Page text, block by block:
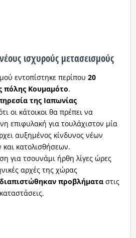
ισχυρούς μετασεισμούς
εντοπίστηκε περίπου 20
πόλης Κουμαμότο.
της Ιαπωνίας
οι κάτοικοι θα πρέπει να
επιφυλακή για τουλάχιστον μία
αυξημένος κίνδυνος νέων
κατολισθήσεων.
για τσουνάμι ήρθη λίγες ώρες
αρχές της χώρας
προβλήματαστις